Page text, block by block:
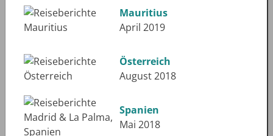
Mauritius
April 2019
Österreich
August 2018
Spanien
Mai 2018